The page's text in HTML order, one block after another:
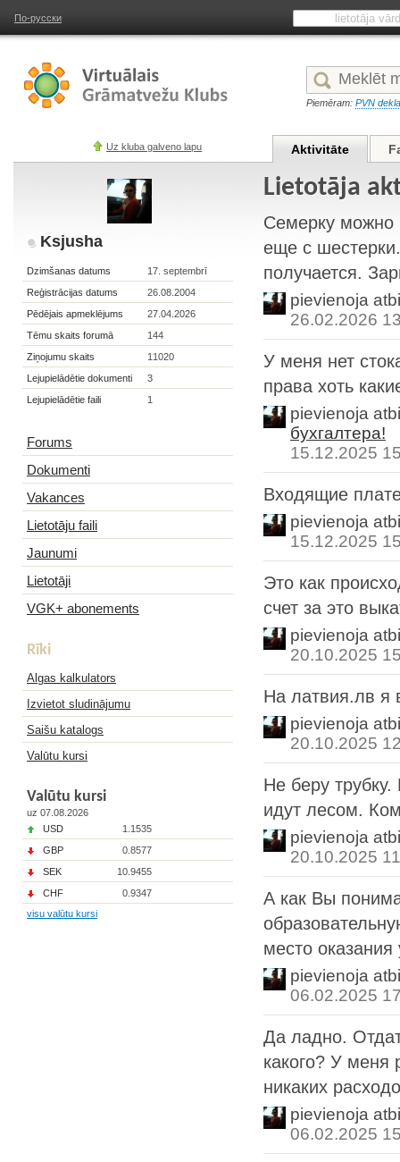
По-русски
Piemēram: PVN
Uz kluba galveno lapu Aktivitāte
Ksjusha
Dzimšanas datums
17. septembrī
Reģistrācijas datums
26.08.2004
Pēdējais apmeklējums
27.04.2026
Tēmu skaits forumā
144
Ziņojumu skaits
11020
Lejupielādētie dokumenti
3
Lejupielādētie faili
1
Forums
Dokumenti
Vakances
Lietotāju faili
Jaunumi
Lietotāji
VGK+ abonements
Rīki
Algas kalkulators
Izvietot sludinājumu
Saišu katalogs
Valūtu kursi
Valūtu kursi
uz 07.08.2026
USD
1.1535
GBP
0.8577
SEK
10.9455
CHF
0.9347
visu valūtu kursi
Lietotāja
Семерку можно
еще с
получается.
pievienoja
26.02.2026
У меня нет
права хоть
pievienoja
бухгалтера!
15.12.2025
Входящие
pievienoja
15.12.2025
Это как
счет за это
pievienoja
20.10.2025
На латвия.лв я
pievienoja
20.10.2025
Не беру
идут лесом.
pievienoja
20.10.2025
А как Вы
место
pievienoja
06.02.2025
Да ладно.
какого? У меня
никаких
pievienoja
06.02.2025